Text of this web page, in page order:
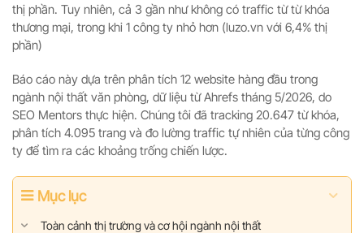
thị phần. Tuy nhiên, cả 3 gần như không có traffic từ từ khóa
thương mại, trong khi 1 công ty nhỏ hơn (luzo.vn với 6,4% thị
phần)
Báo cáo này dựa trên phân tích 12 website hàng đầu trong
ngành nội thất văn phòng, dữ liệu từ Ahrefs tháng 5/2026, do
SEO Mentors thực hiện. Chúng tôi đã tracking 20.647 từ khóa,
phân tích 4.095 trang và đo lường traffic tự nhiên của từng công
ty để tìm ra các khoảng trống chiến lược.
Mục lục
Toàn cảnh thị trường và cơ hội ngành nội thất